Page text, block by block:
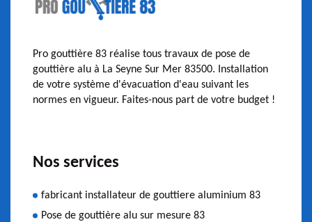
Pro gouttière 83 réalise tous travaux de pose de
gouttière alu à La Seyne Sur Mer 83500. Installation
de votre système d'évacuation d'eau suivant les
normes en vigueur. Faites-nous part de votre budget !
Nos services
fabricant installateur de gouttiere aluminium 83
Pose de gouttière alu sur mesure 83